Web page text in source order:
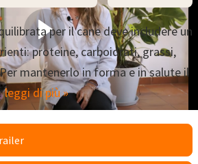
per il cane deve includere un
proteine, carboidrati, grassi,
mantenerlo in forma e in salute il
leggi di più »